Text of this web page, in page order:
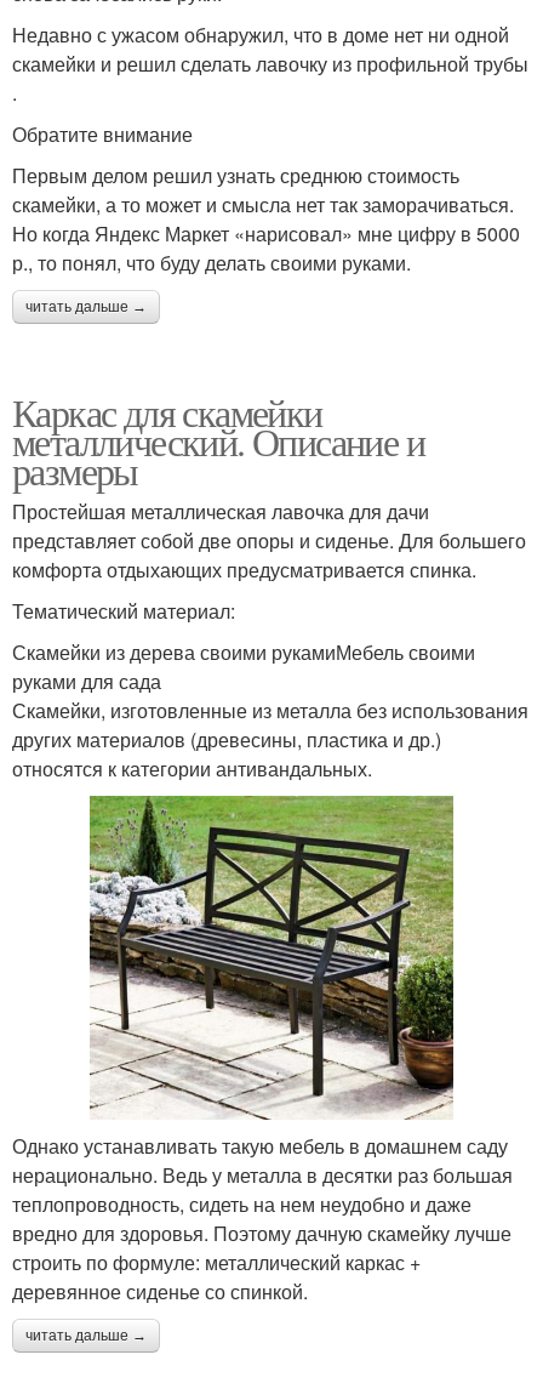
Недавно с ужасом обнаружил, что в доме нет ни одной
скамейки и решил сделать лавочку из профильной трубы
.
Обратите внимание
Первым делом решил узнать среднюю стоимость
скамейки, а то может и смысла нет так заморачиваться.
Но когда Яндекс Маркет «нарисовал» мне цифру в 5000
р., то понял, что буду делать своими руками.
читать дальше →
Каркас для скамейки
металлический. Описание и
размеры
Простейшая металлическая лавочка для дачи
представляет собой две опоры и сиденье. Для большего
комфорта отдыхающих предусматривается спинка.
Тематический материал:
Скамейки из дерева своими рукамиМебель своими
руками для сада
Скамейки, изготовленные из металла без использования
других материалов (древесины, пластика и др.)
относятся к категории антивандальных.
Однако устанавливать такую мебель в домашнем саду
нерационально. Ведь у металла в десятки раз большая
теплопроводность, сидеть на нем неудобно и даже
вредно для здоровья. Поэтому дачную скамейку лучше
строить по формуле: металлический каркас +
деревянное сиденье со спинкой.
читать дальше →